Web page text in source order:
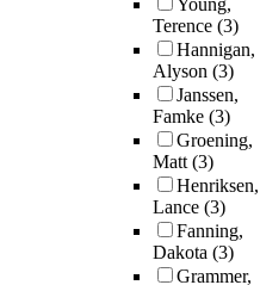
Young,
Terence (3)
Hannigan,
Alyson (3)
Janssen,
Famke (3)
Groening,
Matt(3)
Henriksen,
Lance (3)
Fanning,
Dakota (3)
Grammer,